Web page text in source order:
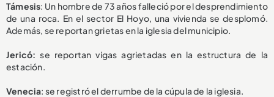
Támesis: Un hombre de 73 años falleció por el desprendimiento
de una roca. En el sector El Hoyo, una vivienda se desplomó.
Además, se reportan grietas en la iglesia del municipio.
Jericó: se reportan vigas agrietadas en la estructura de la
estación.
Venecia: se registró el derrumbe de la cúpula de la iglesia.